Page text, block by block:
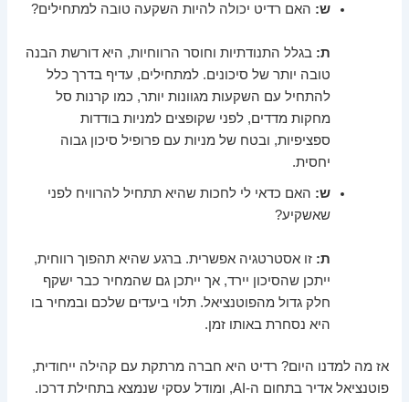
ש: האם רדיט יכולה להיות השקעה טובה למתחילים?
ת: בגלל התנודתיות וחוסר הרווחיות, היא דורשת הבנה
טובה יותר של סיכונים. למתחילים, עדיף בדרך כלל
להתחיל עם השקעות מגוונות יותר, כמו קרנות סל
מחקות מדדים, לפני שקופצים למניות בודדות
ספציפיות, ובטח של מניות עם פרופיל סיכון גבוה
יחסית.
ש: האם כדאי לי לחכות שהיא תתחיל להרוויח לפני
שאשקיע?
ת: זו אסטרטגיה אפשרית. ברגע שהיא תהפוך רווחית,
ייתכן שהסיכון יירד, אך ייתכן גם שהמחיר כבר ישקף
חלק גדול מהפוטנציאל. תלוי ביעדים שלכם ובמחיר בו
היא נסחרת באותו זמן.
אז מה למדנו היום? רדיט היא חברה מרתקת עם קהילה ייחודית,
פוטנציאל אדיר בתחום ה-AI, ומודל עסקי שנמצא בתחילת דרכו.